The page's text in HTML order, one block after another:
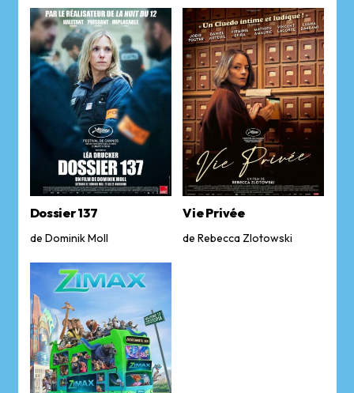
Dossier 137
de Dominik Moll
Vie Privée
de Rebecca Zlotowski